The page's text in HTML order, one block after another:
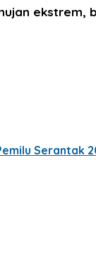
ekstrem,
Serantak